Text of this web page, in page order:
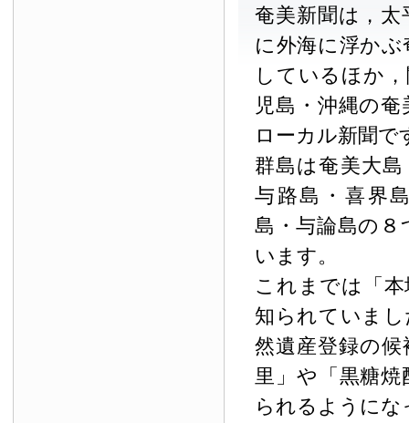
奄美新聞は，
に外海に浮か
しているほか
児島・沖縄の
ローカル新聞で
群島は奄美大
与路島・喜界
島・与論島の
います。
これまでは「
知られていま
然遺産登録の
里」や「黒糖
られるように